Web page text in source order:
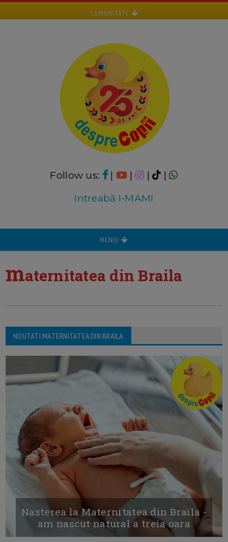
COMUNITATE
Follow us: | | |
|
Intreabă I-MAMI
MENIU
maternitatea din Braila
NOUTATI MATERNITATEA DIN BRAILA
Nasterea la Maternitatea din Braila -
am nascut natural a treia oara